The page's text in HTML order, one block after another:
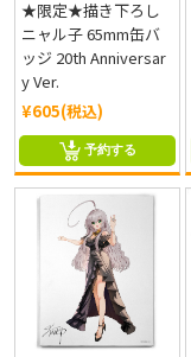
★限定★描き下ろし
ニャル子 65mm缶バ
ッジ 20th Anniversar
y Ver.
¥605(税込)
予約する